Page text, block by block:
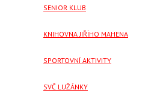
SENIOR KLUB
KNIHOVNA JIŘÍHO MAHENA
SPORTOVNÍ AKTIVITY
SVČ LUŽÁNKY